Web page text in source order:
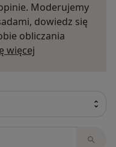
Moderujemy
dowiedz się
obliczania
więcej